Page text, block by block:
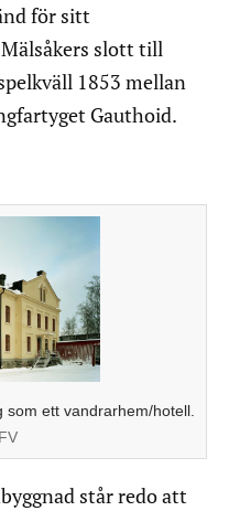
för sitt
slott till
1853 mellan
Gauthoid.
ett vandrarhem/hotell.
står redo att